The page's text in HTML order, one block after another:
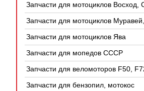
Запчасти для мотоциклов Восход,
Запчасти для мотоциклов
Запчасти для мотоциклов Ява
Запчасти для мопедов СССР
Запчасти для веломоторов F50,
4Т
Запчасти для бензопил, мотокос